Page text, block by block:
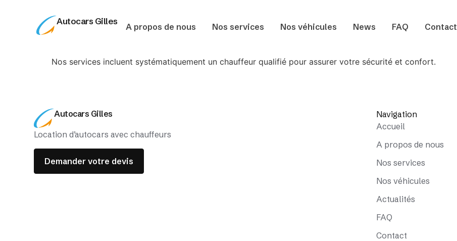
Autocars Gilles
A propos de nous Nos services Nos véhicules News FAQ Contact
Nos services incluent systématiquement un chauffeur qualifié pour assurer votre sécurité et confort.
Autocars Gilles
Location d’autocars avec chauffeurs
Demander votre devis
Navigation
Accueil
A propos de nous
Nos services
Nos véhicules
Actualités
FAQ
Contact